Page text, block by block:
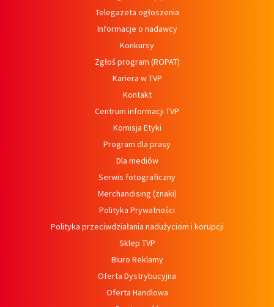
Telegazeta ogłoszenia
Informacje o nadawcy
Konkursy
Zgłoś program (ROPAT)
Kariera w TVP
Kontakt
Centrum informacji TVP
Komisja Etyki
Program dla prasy
Dla mediów
Serwis fotograficzny
Merchandising (znaki)
Polityka Prywatności
Polityka przeciwdziałania nadużyciom i korupcji
Sklep TVP
Biuro Reklamy
Oferta Dystrybucyjna
Oferta Handlowa